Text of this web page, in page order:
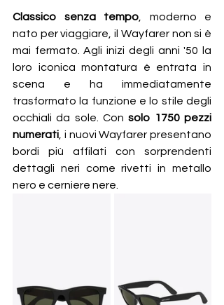
Classico senza tempo , moderno e
nato per viaggiare, il Wayfarer non si è
mai fermato. Agli inizi degli anni '50 la
loro iconica montatura è entrata in
scena e ha immediatamente
trasformato la funzione e lo stile degli
occhiali da sole. Con solo 1750 pezzi
numerati , i nuovi Wayfarer presentano
bordi più affilati con sorprendenti
dettagli neri come rivetti in metallo
nero e cerniere nere.